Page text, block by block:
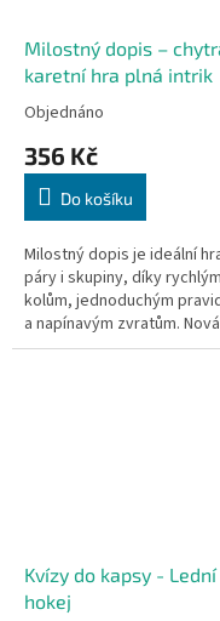
Milostný dopis –
karetní hra plná intrik
Objednáno
356 Kč
Do košíku
Milostný dopis je ideální
páry i skupiny, díky rychlým
kolům, jednoduchým
a napínavým zvratům. Nová
edice přináší rozšířený
Kvízy do kapsy - Lední
hokej